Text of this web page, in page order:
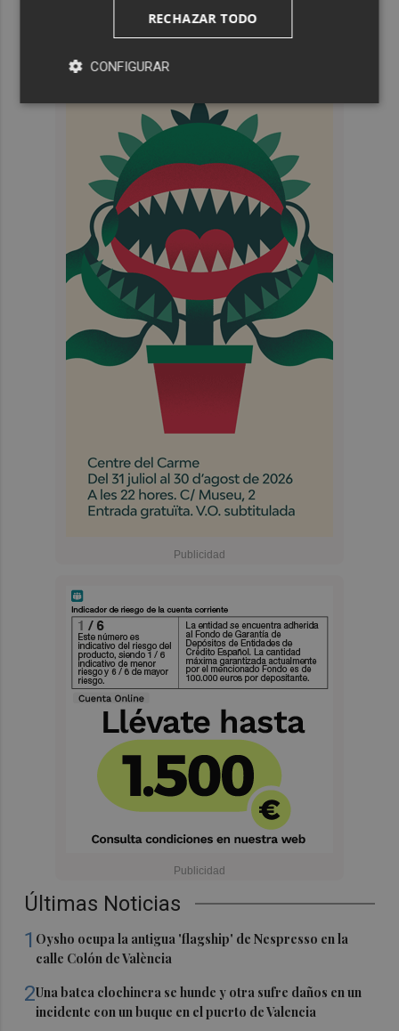
Últimas Noticias
1 Oysho ocupa la antigua 'flagship' de Nespresso en la
calle Colón de València
2Una batea clochinera se hunde y otra sufre daños en un
incidente con un buque en el puerto de Valencia
RECHAZAR TODO
CONFIGURAR